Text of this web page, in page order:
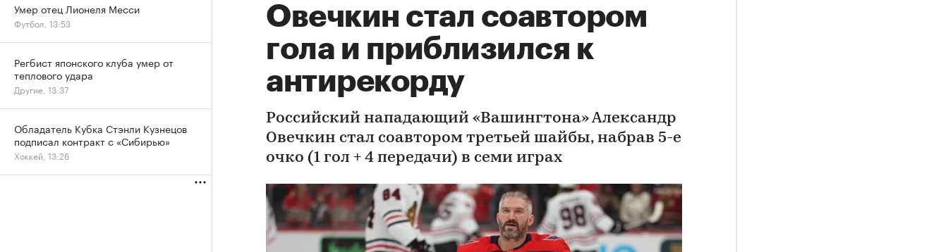
Овечкин стал соавтором
гола и приблизился к
антирекорду
Российский нападающий «Вашингтона» Александр
Овечкин стал соавтором третьей шайбы, набрав 5-е
очко (1 гол + 4 передачи) в семи играх
Умер отец Лионеля Месси
Футбол, 13:53
Регбист японского клуба умер от
теплового удара
Другие, 13:37
Обладатель Кубка Стэнли Кузнецов
подписал контракт с «Сибирью»
Хоккей, 13:26